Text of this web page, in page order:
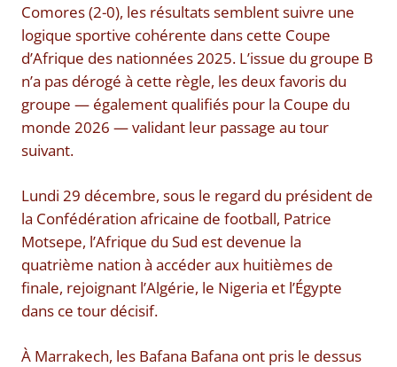
Comores (2-0), les résultats semblent suivre une
logique sportive cohérente dans cette Coupe
d’Afrique des nationnées 2025. L’issue du groupe B
n’a pas dérogé à cette règle, les deux favoris du
groupe — également qualifiés pour la Coupe du
monde 2026 — validant leur passage au tour
suivant.
Lundi 29 décembre, sous le regard du président de
la Confédération africaine de football, Patrice
Motsepe, l’Afrique du Sud est devenue la
quatrième nation à accéder aux huitièmes de
finale, rejoignant l’Algérie, le Nigeria et l’Égypte
dans ce tour décisif.
À Marrakech, les Bafana Bafana ont pris le dessus